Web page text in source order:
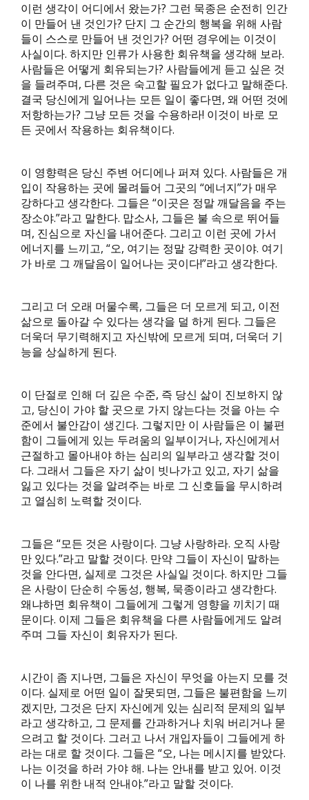
이런 생각이 어디에서 왔는가? 그런 묵종은 순전히 인간
이 만들어 낸 것인가? 단지 그 순간의 행복을 위해 사람
들이 스스로 만들어 낸 것인가? 어떤 경우에는 이것이
사실이다. 하지만 인류가 사용한 회유책을 생각해 보라.
사람들은 어떻게 회유되는가? 사람들에게 듣고 싶은 것
을 들려주며, 다른 것은 숙고할 필요가 없다고 말해준다.
결국 당신에게 일어나는 모든 일이 좋다면, 왜 어떤 것에
저항하는가? 그냥 모든 것을 수용하라! 이것이 바로 모
든 곳에서 작용하는 회유책이다.
이 영향력은 당신 주변 어디에나 퍼져 있다. 사람들은 개
입이 작용하는 곳에 몰려들어 그곳의 “에너지”가 매우
강하다고 생각한다. 그들은 “이곳은 정말 깨달음을 주는
장소야.”라고 말한다. 맙소사, 그들은 불 속으로 뛰어들
며, 진심으로 자신을 내어준다. 그리고 이런 곳에 가서
에너지를 느끼고, “오, 여기는 정말 강력한 곳이야. 여기
가 바로 그 깨달음이 일어나는 곳이다!”라고 생각한다.
그리고 더 오래 머물수록, 그들은 더 모르게 되고, 이전
삶으로 돌아갈 수 있다는 생각을 덜 하게 된다. 그들은
더욱더 무기력해지고 자신밖에 모르게 되며, 더욱더 기
능을 상실하게 된다.
이 단절로 인해 더 깊은 수준, 즉 당신 삶이 진보하지 않
고, 당신이 가야 할 곳으로 가지 않는다는 것을 아는 수
준에서 불안감이 생긴다. 그렇지만 이 사람들은 이 불편
함이 그들에게 있는 두려움의 일부이거나, 자신에게서
근절하고 몰아내야 하는 심리의 일부라고 생각할 것이
다. 그래서 그들은 자기 삶이 빗나가고 있고, 자기 삶을
잃고 있다는 것을 알려주는 바로 그 신호들을 무시하려
고 열심히 노력할 것이다.
그들은 “모든 것은 사랑이다. 그냥 사랑하라. 오직 사랑
만 있다.”라고 말할 것이다. 만약 그들이 자신이 말하는
것을 안다면, 실제로 그것은 사실일 것이다. 하지만 그들
은 사랑이 단순히 수동성, 행복, 묵종이라고 생각한다.
왜냐하면 회유책이 그들에게 그렇게 영향을 끼치기 때
문이다. 이제 그들은 회유책을 다른 사람들에게도 알려
주며 그들 자신이 회유자가 된다.
시간이 좀 지나면, 그들은 자신이 무엇을 아는지 모를 것
이다. 실제로 어떤 일이 잘못되면, 그들은 불편함을 느끼
겠지만, 그것은 단지 자신에게 있는 심리적 문제의 일부
라고 생각하고, 그 문제를 간과하거나 치워 버리거나 묻
으려고 할 것이다. 그러고 나서 개입자들이 그들에게 하
라는 대로 할 것이다. 그들은 “오, 나는 메시지를 받았다.
나는 이것을 하러 가야 해. 나는 안내를 받고 있어. 이것
이 나를 위한 내적 안내야.”라고 말할 것이다.